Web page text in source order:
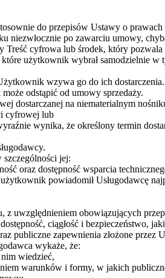
do przepisów Ustawy o
niezwłocznie po zawarciu umowy,
cyfrowa lub środek, który
użytkownik wybrał samodzielnie
wzywa go do ich
odstąpić od umowy sprzedaży.
dostarczanej na niematerialnym
cyfrowej lub
wynika, że określony termin
szczególności jej:
oraz dostępność wsparcia
powiadomił Usługodawcę
uwzględnieniem obowiązujących
ciągłość i bezpieczeństwo,
publiczne zapewnienia złożone przez
wykaże, że:
wiedzieć,
warunków i formy, w jakich